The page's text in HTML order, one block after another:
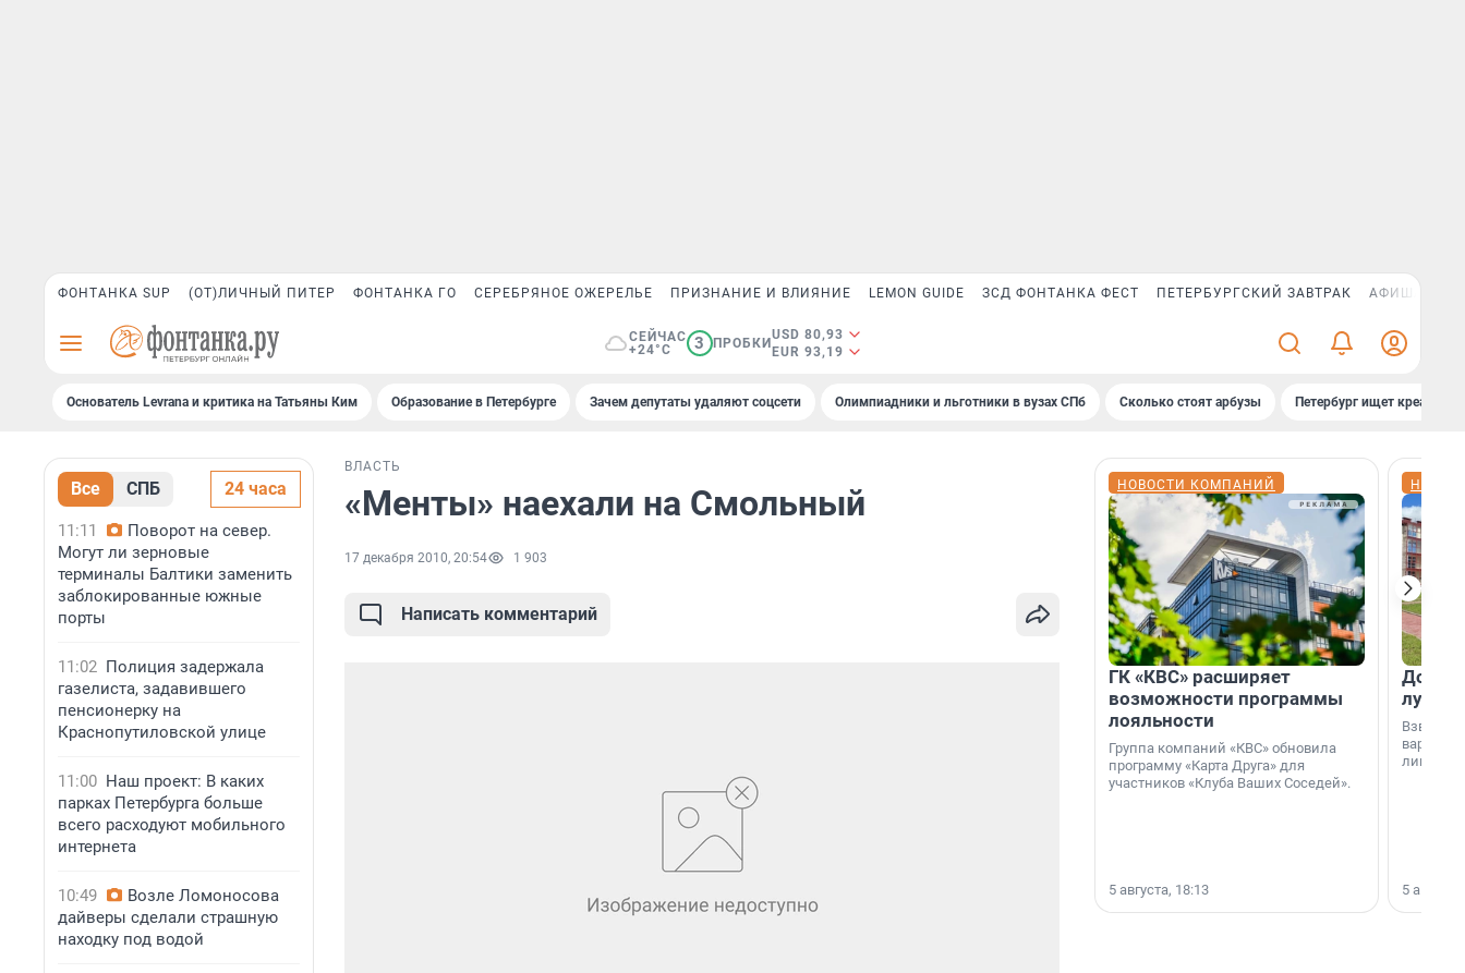
ФОНТАНКА SUP (ОТ)ЛИЧНЫЙ ПИТЕР ФОНТАНКА ГО СЕРЕБРЯНОЕ ОЖЕРЕЛЬЕ ПРИЗНАНИЕ И ВЛИЯНИЕ LEMON GUIDE ЗСД ФОНТАНКА ФЕСТ ПЕТЕРБУРГСКИЙ ЗАВТРАК АФИША PLUS
СЕЙЧАС
+24°C
3 ПРОБКИ
USD 80,93
EUR 93,19
Основатель Levrana и критика на Татьяны Ким Образование в Петербурге Зачем депутаты удаляют соцсети Олимпиадники и льготники в вузах СПб Сколько стоят арбузы Петербург ищет креатив
Все СПБ 24 часа
11:11
Поворот на север.
Могут ли зерновые
терминалы Балтики заменить
заблокированные южные
порты
11:02 Полиция задержала
газелиста, задавившего
пенсионерку на
Краснопутиловской улице
11:00 Наш проект: В каких
парках Петербурга больше
всего расходуют мобильного
интернета
10:49
Возле Ломоносова
дайверы сделали страшную
находку под водой
ВЛАСТЬ
«Менты» наехали на Смольный
17 декабря 2010, 20:54 1 903
Написать комментарий
НОВОСТИ КОМПАНИЙ
ГК «КВС» расширяет
возможности программы
лояльности
Группа компаний «КВС» обновила
программу «Карта Друга» для
участников «Клуба Ваших Соседей».
5 августа, 18:13
Дом
лучше
лишнего
5